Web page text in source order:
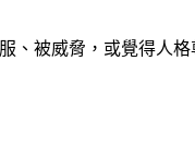
被威脅，或覺得人